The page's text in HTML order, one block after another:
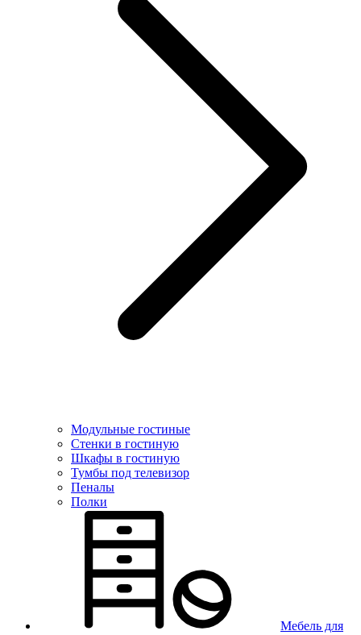
Модульные гостиные
Стенки в гостиную
Шкафы в гостиную
Тумбы под телевизор
Пеналы
Полки
Мебель для